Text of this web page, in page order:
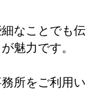
なことでも伝
魅力です。
所をご利用い